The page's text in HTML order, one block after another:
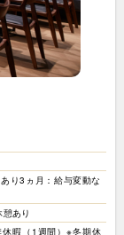
り3ヵ月：給与変動な
あり
暇（1週間）※冬期休